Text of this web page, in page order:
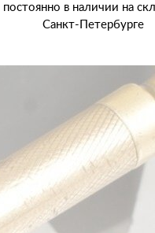
постоянно в наличии на
Санкт-Петербурге